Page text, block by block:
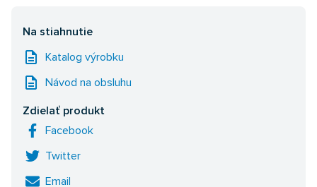
Na stiahnutie
description Katalog výrobku
description Návod na obsluhu
Zdielať produkt
Facebook
Twitter
Email